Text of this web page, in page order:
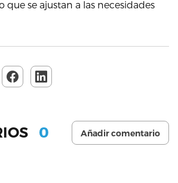
se ajustan a las necesidades
0 Añadir comentario